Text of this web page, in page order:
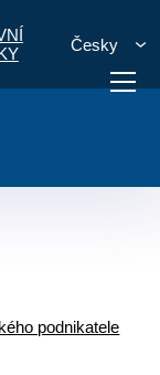
Česky
podnikatele